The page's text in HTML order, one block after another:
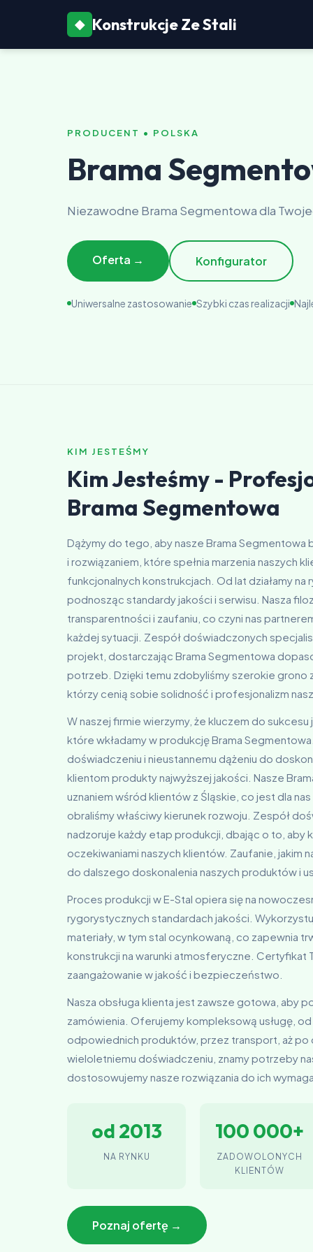
◆ Konstrukcje Ze Stali
PRODUCENT • POLSKA
Brama
Niezawodne Brama Segmentowa dla
Oferta → Konfigurator
Uniwersalne zastosowanie Szybki czas realizacji
KIM JESTEŚMY
Kim Jesteśmy -
Brama Segmentowa
Dążymy do tego, aby nasze Brama Segmentowa
i rozwiązaniem, które spełnia marzenia naszych
funkcjonalnych konstrukcjach. Od lat działamy na
podnosząc standardy jakości i serwisu. Nasza
transparentności i zaufaniu, co czyni nas
każdej sytuacji. Zespół doświadczonych
projekt, dostarczając Brama Segmentowa
potrzeb. Dzięki temu zdobyliśmy szerokie grono
którzy cenią sobie solidność i profesjonalizm
W naszej firmie wierzymy, że kluczem do sukcesu
które wkładamy w produkcję Brama
doświadczeniu i nieustannemu dążeniu do
klientom produkty najwyższej jakości. Nasze
uznaniem wśród klientów z Śląskie, co jest dla
obraliśmy właściwy kierunek rozwoju. Zespół
nadzoruje każdy etap produkcji, dbając o to, aby
oczekiwaniami naszych klientów. Zaufanie, jakim
do dalszego doskonalenia naszych produktów i
Proces produkcji w E-Stal opiera się na
rygorystycznych standardach jakości.
materiały, w tym stal ocynkowaną, co zapewnia
konstrukcji na warunki atmosferyczne. Certyfikat
zaangażowanie w jakość i bezpieczeństwo.
Nasza obsługa klienta jest zawsze gotowa, aby
zamówienia. Oferujemy kompleksową usługę,
odpowiednich produktów, przez transport, aż po
wieloletniemu doświadczeniu, znamy potrzeby
dostosowujemy nasze rozwiązania do ich
od 2013
NA RYNKU
100 000+
ZADOWOLONYCH
KLIENTÓW
Poznaj ofertę →